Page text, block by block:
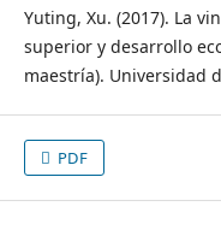
Yuting, Xu. (2017). La
superior y desarrollo
maestría). Universidad
PDF